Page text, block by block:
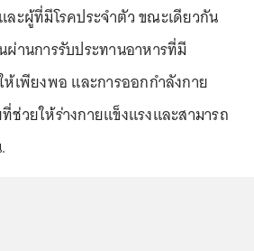
ะผู้ที่มีโรคประจำตัว ขณะเดียวกัน
านการรับประทานอาหารที่มี
เพียงพอ และการออกกำลังกาย
ช่วยให้ร่างกายแข็งแรงและสามารถ